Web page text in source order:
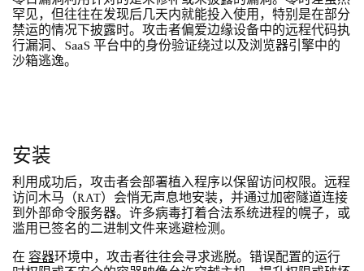
罕见，但往往在发现后几天内就能投入使用，特别是在部分
禁运的情况下披露时。攻击者偏爱边缘设备中的远程代码执
行漏洞、SaaS 平台中的身份验证绕过以及浏览器引擎中的
沙箱逃逸。
安装
利用成功后，攻击者会部署植入程序以保留访问权限。远程
访问木马（RAT）会悄无声息地安装，并通过加密隧道连接
到外部命令服务器。许多病毒打着合法系统进程的幌子，或
滥用已签名的二进制文件来逃避检测。
在 容器环境中，攻击者往往会寻求逃脱。错误配置的运行